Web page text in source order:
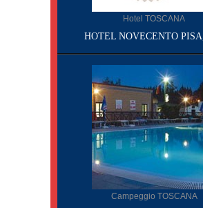
Hotel TOSCANA
HOTEL NOVECENTO
Campeggio TOSCANA